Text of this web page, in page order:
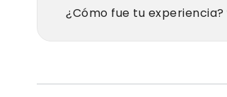
¿Cómo fue tu experiencia?